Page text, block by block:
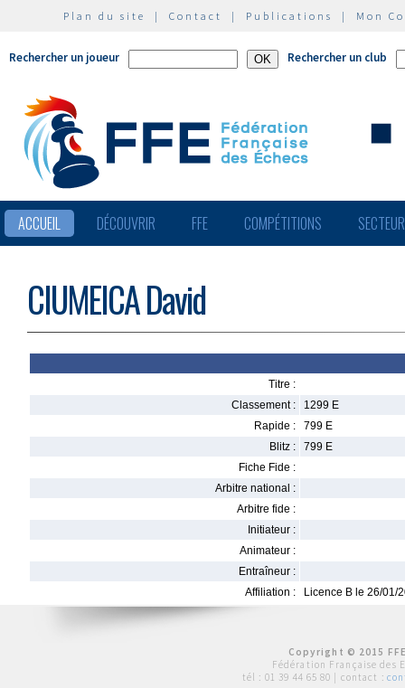
Plan du site | Contact | Publications | Mon
Rechercher un joueur Rechercher un club
ACCUEIL DÉCOUVRIR FFE COMPÉTITIONS
CIUMEICA David
Titre :
Classement :
1299 E
Rapide :
799 E
Blitz :
799 E
Fiche Fide :
Arbitre national :
Arbitre fide :
Initiateur :
Animateur :
Entraîneur :
Affiliation :
Licence B le 26/01/
Copyright © 2015
Fédération Française des
tél : 01 39 44 65 80 | contact :